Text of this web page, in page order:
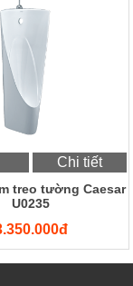
Chi tiết
treo tường Caesar
U0235